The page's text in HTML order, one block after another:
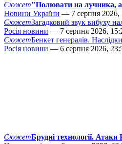
Сюжет"Полювати на лучника, а
Новини України — 7 серпня 2026,
СюжетЗагадковий звук вибуху
Росія новини — 7 серпня 2026,
СюжетБенкет генералів.
Росія новини — 6 серпня 2026,
СюжетБрудні технології.